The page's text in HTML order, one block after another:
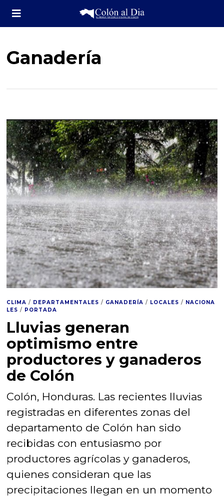
Ganadería
CLIMA / DEPARTAMENTALES / GANADERÍA / LOCALES / NACIONA
LES / PORTADA
Lluvias generan
optimismo entre
productores y ganaderos
de Colón
Colón, Honduras. Las recientes lluvias
registradas en diferentes zonas del
departamento de Colón han sido
recibidas con entusiasmo por
productores agrícolas y ganaderos,
quienes consideran que las
precipitaciones llegan en un momento